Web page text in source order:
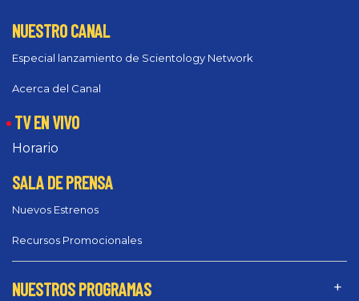
NUESTRO CANAL
Especial lanzamiento de Scientology Network
Acerca del Canal
TV EN VIVO
Horario
SALA DE PRENSA
Nuevos Estrenos
Recursos Promocionales
NUESTROS PROGRAMAS